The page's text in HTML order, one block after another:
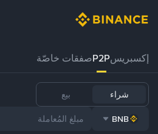
إكسبريسP2Pصفقات خاصّة
شراء بيع
BNB